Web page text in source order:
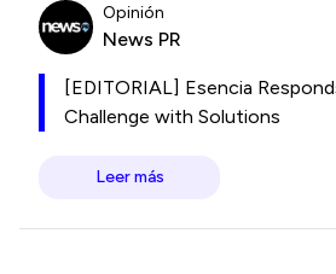
Opinión
News PR
[EDITORIAL] Esencia
Challenge with Solutions
Leer más